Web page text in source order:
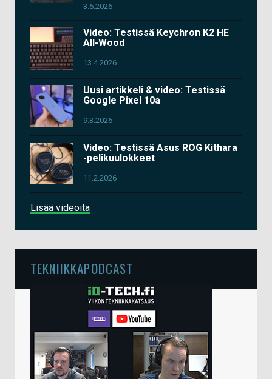
3.6.2026
Video: Testissä Keychron K2 HE
All-Wood
13.4.2026
Uusi artikkeli & video: Testissä
Google Pixel 10a
9.3.2026
Video: Testissä Asus ROG Kithara
-pelikuulokkeet
11.2.2026
Lisää videoita
TEKNIIKKAPODCAST